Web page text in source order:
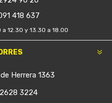
418 637
12.30 y 13.30 a 18.00
Herrera 1363
3224